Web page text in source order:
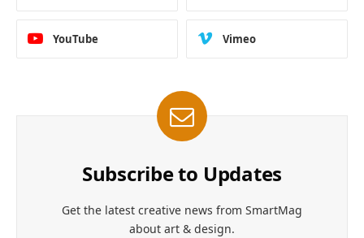
YouTube Vimeo
Subscribe to Updates
Get the latest creative news from SmartMag
about art & design.